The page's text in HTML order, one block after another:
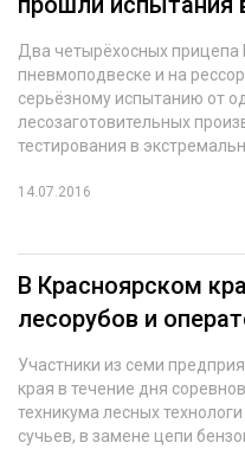
МЕБЕЛЬНОЕ
Два четырёхосных прицепа
пневмоподвеске и на
серьёзному испытанию от
лесозаготовительных
тестирования в
14.07.2016
В Красноярском
лесорубов и
Участники из семи
края в течение дня
техникума лесных
сучьев, в замене цепи